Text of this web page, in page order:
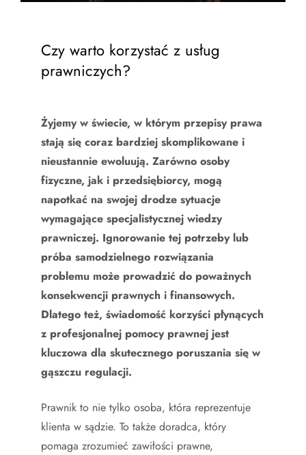
Czy warto korzystać z usług
prawniczych?
Żyjemy w świecie, w którym przepisy prawa
stają się coraz bardziej skomplikowane i
nieustannie ewoluują. Zarówno osoby
fizyczne, jak i przedsiębiorcy, mogą
napotkać na swojej drodze sytuacje
wymagające specjalistycznej wiedzy
prawniczej. Ignorowanie tej potrzeby lub
próba samodzielnego rozwiązania
problemu może prowadzić do poważnych
konsekwencji prawnych i finansowych.
Dlatego też, świadomość korzyści płynących
z profesjonalnej pomocy prawnej jest
kluczowa dla skutecznego poruszania się w
gąszczu regulacji.
Prawnik to nie tylko osoba, która reprezentuje
klienta w sądzie. To także doradca, który
pomaga zrozumieć zawiłości prawne,